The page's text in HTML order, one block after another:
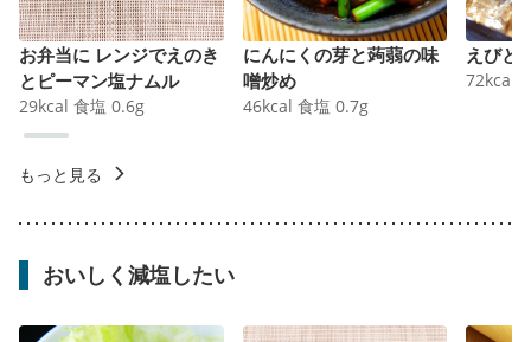
お弁当に レンジでえのき
とピーマン塩ナムル
29kcal 食塩 0.6g
にんにくの芽と蒟蒻の味
噌炒め
46kcal 食塩 0.7g
えびと
72kcal
もっと見る
おいしく減塩したい